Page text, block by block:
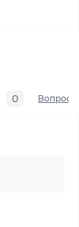
0 Вопросы